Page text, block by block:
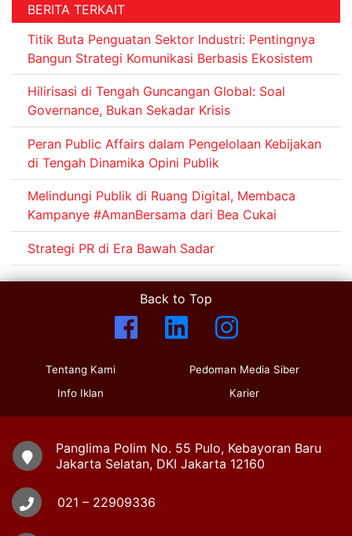
BERITA TERKAIT
Titik Buta Penguatan Sektor Industri: Pentingnya
Bangun Strategi Komunikasi Berbasis Ekosistem
Hilirisasi di Tengah Guncangan Global: Soal
Governance, Bukan Sekadar Krisis
Peran Public Affairs dalam Pengelolaan Kebijakan
di Tengah Dinamika Opini Publik
Melindungi Publik di Ruang Digital, Membaca
Kampanye #AmanBersama dari Bea Cukai
Strategi PR di Era Bawah Sadar
Back to Top
Tentang Kami
Info Iklan
Pedoman Media Siber
Karier
Panglima Polim No. 55 Pulo, Kebayoran Baru
Jakarta Selatan, DKI Jakarta 12160
021 – 22909336